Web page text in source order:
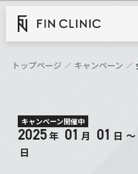
トップページ キャンペーン
キャンペーン開催中
2025年 01 月 01 日 〜
日